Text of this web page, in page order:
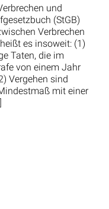
und
(StGB)
Verbrechen
es insoweit: (1)
Taten, die im
von einem Jahr
Vergehen sind
mit einer